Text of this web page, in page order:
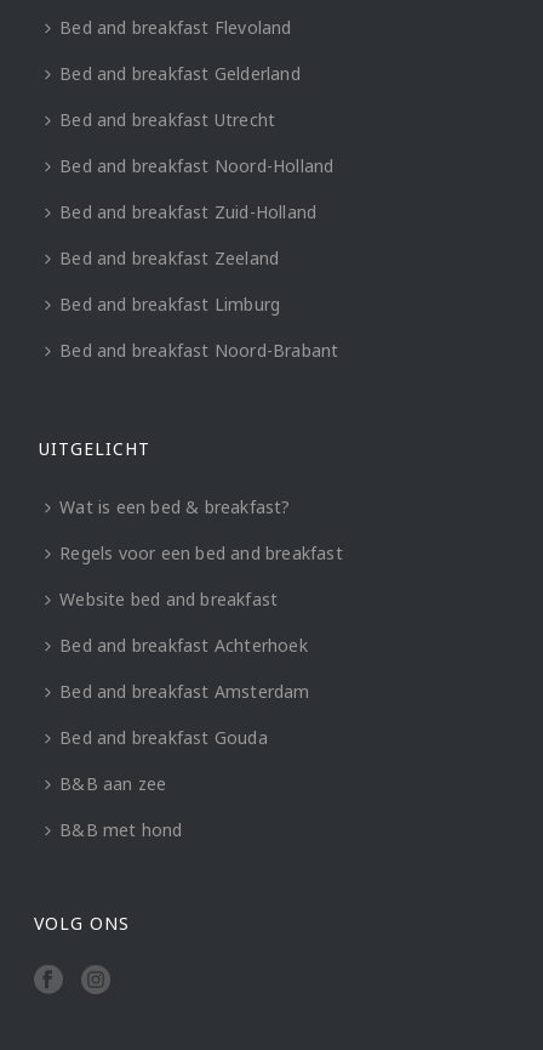
Bed and breakfast Flevoland
Bed and breakfast Gelderland
Bed and breakfast Utrecht
Bed and breakfast Noord-Holland
Bed and breakfast Zuid-Holland
Bed and breakfast Zeeland
Bed and breakfast Limburg
Bed and breakfast Noord-Brabant
UITGELICHT
Wat is een bed & breakfast?
Regels voor een bed and breakfast
Website bed and breakfast
Bed and breakfast Achterhoek
Bed and breakfast Amsterdam
Bed and breakfast Gouda
B&B aan zee
B&B met hond
VOLG ONS